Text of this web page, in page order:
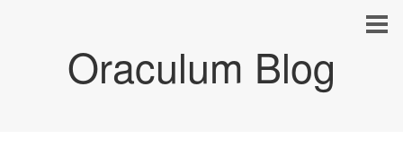
Oraculum Blog